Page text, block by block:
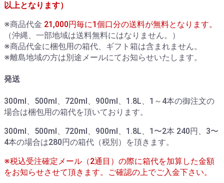
以上となります）
※商品代金 21,000円毎に1個口分の送料が無料となります。
（沖縄、一部地域は送料無料にはなりません。）
※商品代金に梱包用の箱代、ギフト箱は含まれません。
※離島地域の方は別途メールにてお知らせいたします。
発送
300ml、500ml、720ml、900ml、1.8L、1～4本の御注文の
場合は梱包用の箱代を頂いております。
300ml、500ml、720ml、900ml、1.8L、1〜2本 240円、3〜
4本の場合は280円の箱代（税別）を頂きます。
※税込受注確定メール（2通目）の際に箱代を加算した金額
をお知らせさせて頂きます。ご確認の上でご入金下さい。